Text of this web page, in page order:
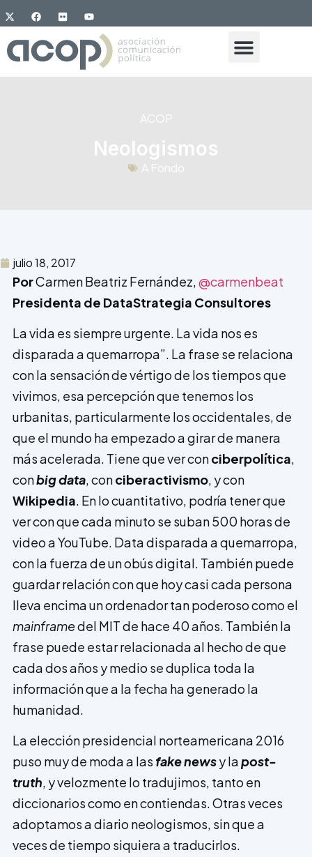
ACOP
Neologismos
A Fondo
julio 18, 2017
PorCarmen Beatriz Fernández,@carmenbeat
Presidenta de DataStrategia Consultores
La vida es siempre urgente. La vida nos es
disparada a quemarropa”. La frase se relaciona
con la sensación de vértigo de los tiempos que
vivimos, esa percepción que tenemos los
urbanitas, particularmente los occidentales, de
que el mundo ha empezado a girar de manera
más acelerada. Tiene que ver conciberpolítica,
conbig data, conciberactivismo, y con
Wikipedia. En lo cuantitativo, podría tener que
ver con que cada minuto se suban 500 horas de
video a YouTube. Data disparada a quemarropa,
con la fuerza de un obús digital. También puede
guardar relación con que hoy casi cada persona
lleva encima un ordenador tan poderoso como el
mainframedel MIT de hace 40 años. También la
frase puede estar relacionada al hecho de que
cada dos años y medio se duplica toda la
información que a la fecha ha generado la
humanidad.
La elección presidencial norteamericana 2016
puso muy de moda a las fake newsy lapost-
truth, y velozmente lo tradujimos, tanto en
diccionarios como en contiendas. Otras veces
adoptamos a diario neologismos, sin que a
veces de tiempo siquiera a traducirlos.